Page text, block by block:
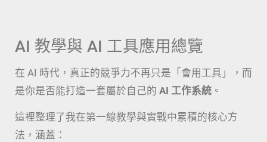
AI 教學與 AI 工具應用總覽
在 AI 時代，真正的競爭力不再只是「會用工具」，而
是你是否能打造一套屬於自己的 AI 工作系統 。
這裡整理了我在第一線教學與實戰中累積的核心方
法，涵蓋：